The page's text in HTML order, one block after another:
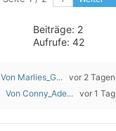
Beiträge: 2
Aufrufe: 42
Von Marlies_G... vor 2 Tagen
Von Conny_Ade... vor 1 Tag